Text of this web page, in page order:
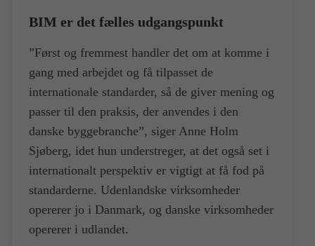
BIM er det fælles udgangspunkt
”Først og fremmest handler det om at komme i
gang med arbejdet og få tilpasset de
internationale standarder, så de giver mening og
passer til den praksis, der anvendes i den
danske byggebranche”, siger Anne Holm
Sjøberg, idet hun understreger, at det også set i
internationalt perspektiv er vigtigt at få fod på
standarderne. Udenlandske virksomheder
opererer jo i Danmark, og danske virksomheder
opererer i udlandet.